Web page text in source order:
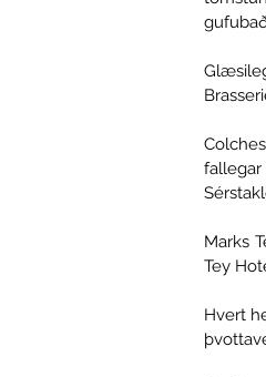
fallegar
Marks
Tey
Hvert